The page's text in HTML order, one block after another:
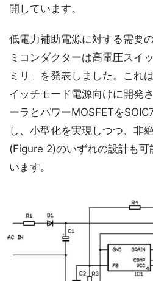
開しています。
低電力補助電源に対する需要
ミコンダクターは高電圧スイ
ミリ」を発表しました。これ
イッチモード電源向けに開発
ーラとパワーMOSFETを
し、小型化を実現しつつ、非
(Figure 2)のいずれの設計も可
います。